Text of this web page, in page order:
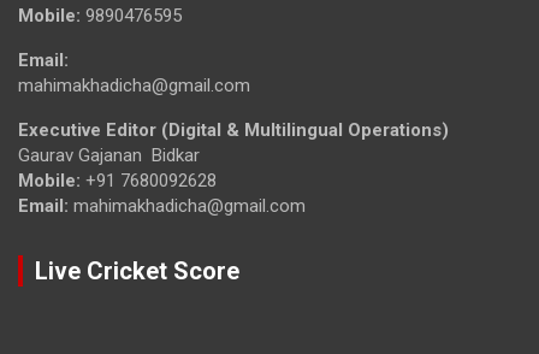
Mobile: 9890476595
Email:
mahimakhadicha@gmail.com
Executive Editor (Digital & Multilingual Operations)
Gaurav Gajanan Bidkar
Mobile: +91 7680092628
Email: mahimakhadicha@gmail.com
Live Cricket Score